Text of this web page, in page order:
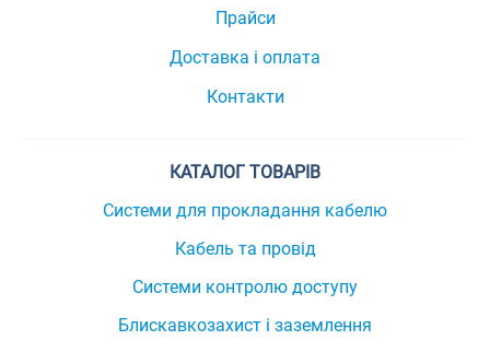
Прайси
Доставка і оплата
Контакти
КАТАЛОГ ТОВАРІВ
Системи для прокладання кабелю
Кабель та провід
Системи контролю доступу
Блискавкозахист і заземлення